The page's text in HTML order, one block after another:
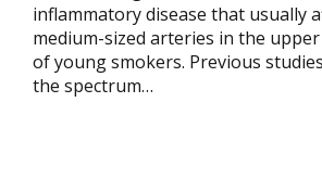
inflammatory disease that usually
medium-sized arteries in the
of young smokers. Previous
the spectrum…